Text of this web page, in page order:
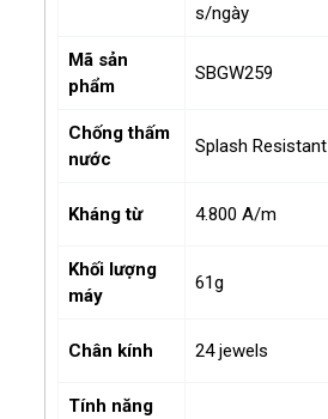
s/ngày
Mã sản
phẩm
SBGW259
Chống thấm
nước
Splash Resistant
Kháng từ 4.800 A/m
Khối lượng
máy
61g
Chân kính 24 jewels
Tính năng